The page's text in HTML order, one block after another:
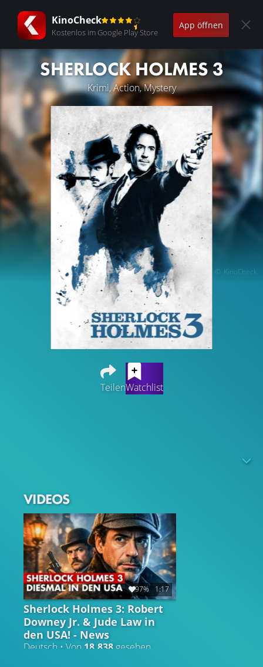
KinoCheck
Kostenlos im Google Play Store
App öffnen
KinoCheck
SHERLOCK HOLMES 3
Krimi, Action, Mystery
TeilenWatchlist
Sherlock Holmes),
VIDEOS
97% 1:17
Sherlock Holmes 3: Robert
Downey Jr. & Jude Law in
den USA! - News
Deutsch • Von 18.838 gesehen